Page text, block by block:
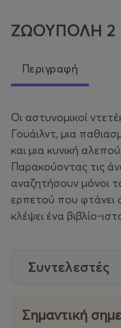
ΖΩΟΥΠΟΛΗ 2
Περιγραφή
Οι αστυνομικοί
Γουάιλντ, μια
και μια κυνική
Παρακούοντας τις
αναζητήσουν μόνοι
ερπετού που
κλέψει ένα βιβλίο-
Συντελεστές
Σημαντική